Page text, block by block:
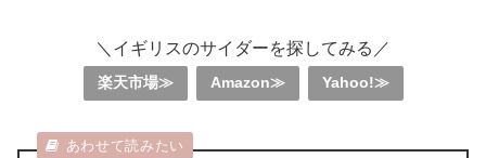
＼イギリスのサイダーを探してみる／
楽天市場≫ Amazon≫ Yahoo!≫